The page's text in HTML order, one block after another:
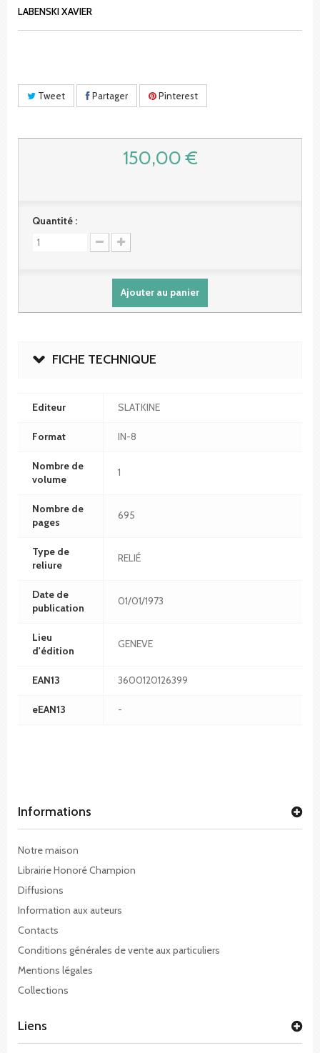
LABENSKI XAVIER
Tweet Partager Pinterest
150,00 €
Quantité :
Ajouter au panier
FICHE TECHNIQUE
Editeur SLATKINE
Format IN-8
Nombre de
volume
1
Nombre de
pages
695
Type de
reliure
RELIÉ
Date de
publication
01/01/1973
Lieu
d'édition
GENEVE
EAN13 3600120126399
eEAN13 -
Informations
Notre maison
Librairie Honoré Champion
Diffusions
Information aux auteurs
Contacts
Conditions générales de vente aux particuliers
Mentions légales
Collections
Liens